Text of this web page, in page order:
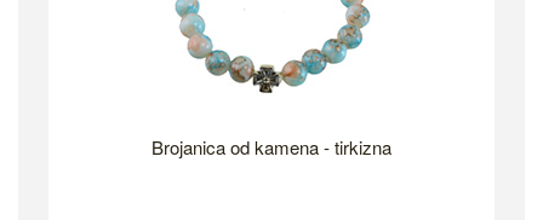
Brojanica od kamena - tirkizna